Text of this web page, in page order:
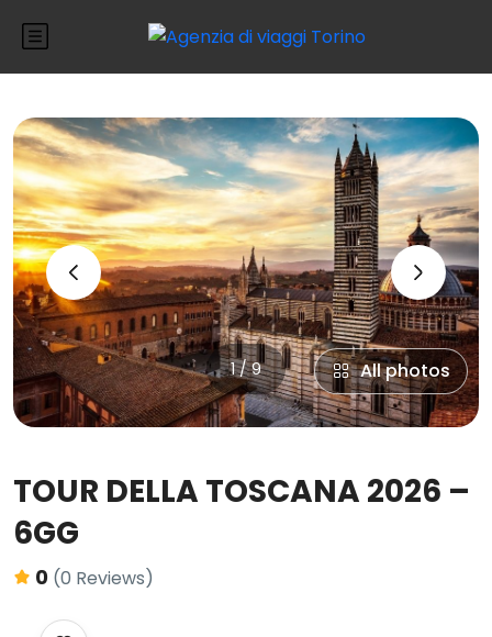
‹ ›
1 / 9 All photos
TOUR DELLA TOSCANA 2026 –
6GG
0 (0 Reviews)